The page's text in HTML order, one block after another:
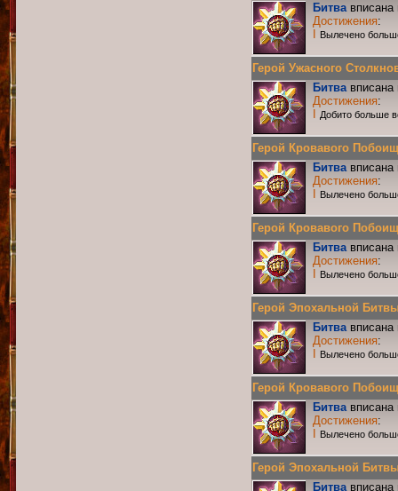
Битвавписана
Достижения:
Вылечено
Герой Ужасного
Битвавписана
Достижения:
Добито больше
Герой Кровавого
Битвавписана
Достижения:
Вылечено
Герой Кровавого
Битвавписана
Достижения:
Вылечено
Герой Эпохальной
Битвавписана
Достижения:
Вылечено
Герой Кровавого
Битвавписана
Достижения:
Вылечено
Герой Эпохальной
Битвавписана